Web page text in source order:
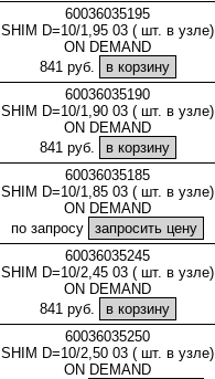
60036035195
SHIM D=10/1,95 03 ( шт. в узле)
ON DEMAND
841 руб.
60036035190
SHIM D=10/1,90 03 ( шт. в узле)
ON DEMAND
841 руб.
60036035185
SHIM D=10/1,85 03 ( шт. в узле)
ON DEMAND
по запросу
60036035245
SHIM D=10/2,45 03 ( шт. в узле)
ON DEMAND
841 руб.
60036035250
SHIM D=10/2,50 03 ( шт. в узле)
ON DEMAND